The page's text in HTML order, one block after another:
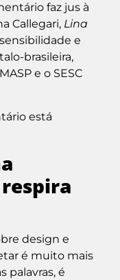
faz jus à
Callegari, Lina
e
brasileira,
e o SESC
está
design e
é muito mais
palavras, é